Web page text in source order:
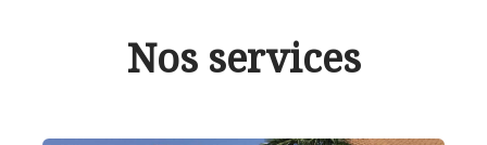
Nos services